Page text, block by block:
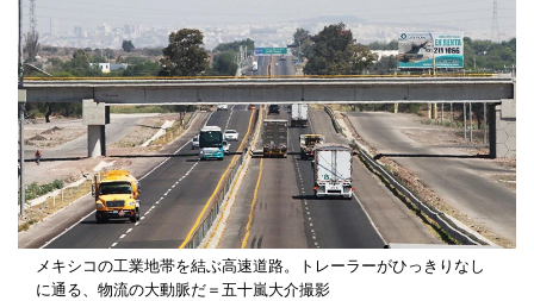
メキシコの工業地帯を結ぶ高速道路。トレーラーがひっきりなし
に通る、物流の大動脈だ＝五十嵐大介撮影